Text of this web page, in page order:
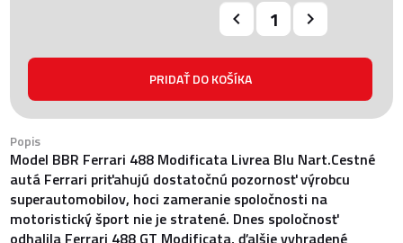
Popis
Model BBR Ferrari 488 Modificata Livrea Blu Nart.Cestné
autá Ferrari priťahujú dostatočnú pozornosť výrobcu
superautomobilov, hoci zameranie spoločnosti na
motoristický šport nie je stratené. Dnes spoločnosť